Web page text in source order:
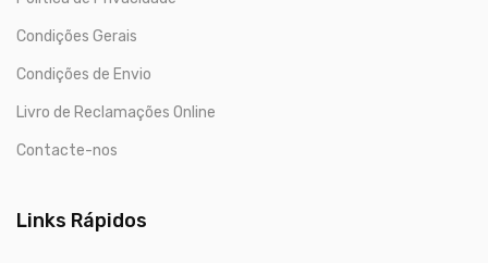
Condições Gerais
Condições de Envio
Livro de Reclamações Online
Contacte-nos
Links Rápidos